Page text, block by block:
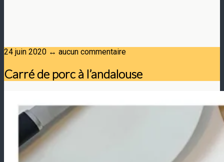
24 juin 2020 ↔ aucun commentaire
Carré de porc à l’andalouse